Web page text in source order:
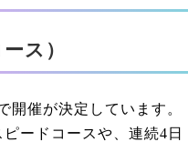
ス）
開催が決定しています。
ードコースや、連続4日